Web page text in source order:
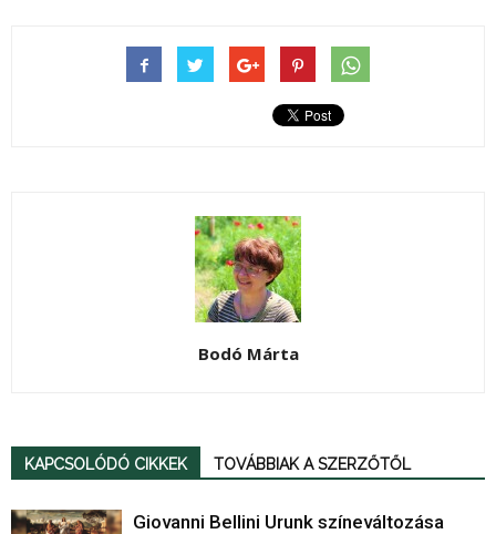
Bodó Márta
KAPCSOLÓDÓ CIKKEK TOVÁBBIAK A SZERZŐTŐL
Giovanni Bellini Urunk színeváltozása